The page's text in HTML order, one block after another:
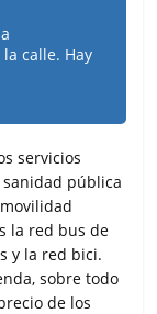
calle. Hay
servicios
pública
la red bus de
y la red bici.
sobre todo
de los